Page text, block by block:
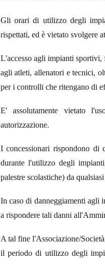
Gli orari di utilizzo degli
rispettati, ed è vietato svolgere
L'accesso agli impianti sportivi,
agli atleti, allenatori e tecnici,
per i controlli che ritengano di
E' assolutamente vietato
autorizzazione.
I concessionari rispondono di
durante l'utilizzo degli
palestre scolastiche) da
In caso di danneggiamenti agli
a rispondere tali danni
A tal fine l'Associazione/
il periodo di utilizzo degli